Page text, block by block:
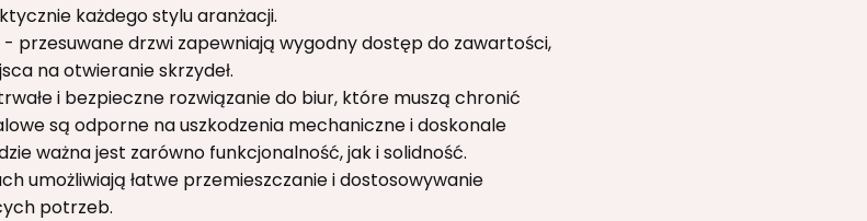
każdego stylu aranżacji.
przesuwane drzwi zapewniają wygodny dostęp do zawartości,
na otwieranie skrzydeł.
i bezpieczne rozwiązanie do biur, które muszą chronić
są odporne na uszkodzenia mechaniczne i doskonale
ważna jest zarówno funkcjonalność, jak i solidność.
umożliwiają łatwe przemieszczanie i dostosowywanie
potrzeb.